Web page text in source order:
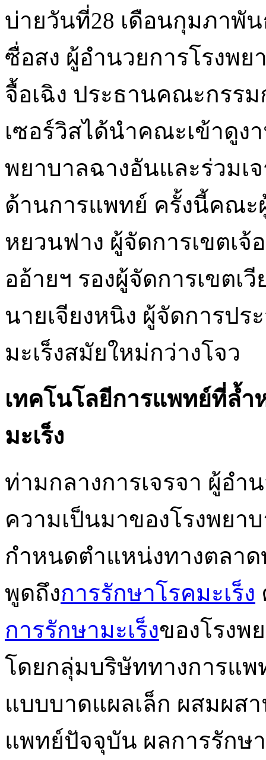
บ่ายวันที่28 เดือนกุมภาพั
ซื่อสง ผู้อำนวยการโรงพ
จื้อเฉิง ประธานคณะกรร
เซอร์วิสได้นำคณะเข้าดูง
พยาบาลฉางอันและร่วมเ
ด้านการแพทย์ ครั้งนี้คณ
หยวนฟาง ผู้จัดการเขตเ
ออ้ายฯ รองผู้จัดการเขตเ
นายเจียงหนิง ผู้จัดการปร
มะเร็งสมัยใหม่กว่างโจว
เทคโนโลยีการแพทย์ที่ล้ำ
มะเร็ง
ท่ามกลางการเจรจา ผู้อ
ความเป็นมาของโรงพยา
กำหนดตำแหน่งทางตลา
พูดถึงการรักษาโรคมะเร็ง
การรักษามะเร็งของโรงพ
โดยกลุ่มบริษัททางการแพ
แบบบาดแผลเล็ก ผสมผส
แพทย์ปัจจุบัน ผลการรักษ